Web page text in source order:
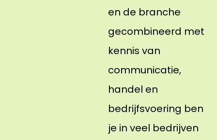
en de branche
gecombineerd met
kennis van
communicatie,
handel en
bedrijfsvoering ben
je in veel bedrijven